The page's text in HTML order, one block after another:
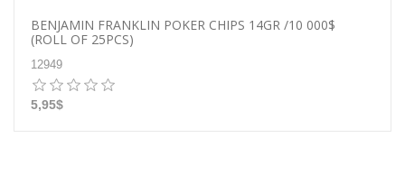
BENJAMIN FRANKLIN POKER CHIPS 14GR /10 000$
(ROLL OF 25PCS)
12949
5,95$